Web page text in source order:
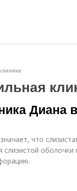
Диана
что
оболочки